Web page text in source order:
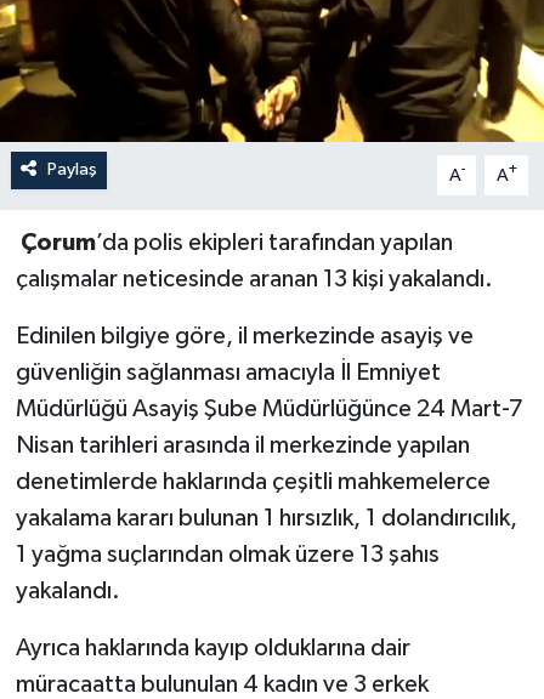
Paylaş A- A+
Çorum’da polis ekipleri tarafından yapılan
çalışmalar neticesinde aranan 13 kişi yakalandı.
Edinilen bilgiye göre, il merkezinde asayiş ve
güvenliğin sağlanması amacıyla İl Emniyet
Müdürlüğü Asayiş Şube Müdürlüğünce 24 Mart-7
Nisan tarihleri arasında il merkezinde yapılan
denetimlerde haklarında çeşitli mahkemelerce
yakalama kararı bulunan 1 hırsızlık, 1 dolandırıcılık,
1 yağma suçlarından olmak üzere 13 şahıs
yakalandı.
Ayrıca haklarında kayıp olduklarına dair
müracaatta bulunulan 4 kadın ve 3 erkek
OTOPARK
TEKNOLOJİ